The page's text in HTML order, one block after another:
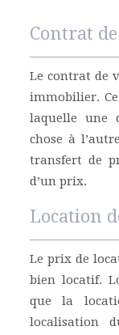
Contrat
Le contrat de
immobilier.
laquelle une
chose à
transfert de
d’un prix.
Location
Le prix de
bien locatif.
que la
localisation